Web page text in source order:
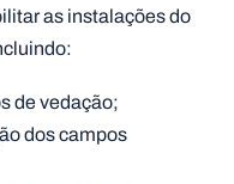
as instalações do
de vedação;
dos campos